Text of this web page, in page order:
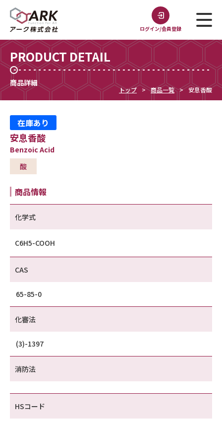
ログイン/会員登録
PRODUCT DETAIL
商品詳細
トップ 商品一覧 安息香酸
在庫あり
安息香酸
Benzoic Acid
酸
商品情報
化学式
C6H5-COOH
CAS
65-85-0
化審法
(3)-1397
消防法
HSコード